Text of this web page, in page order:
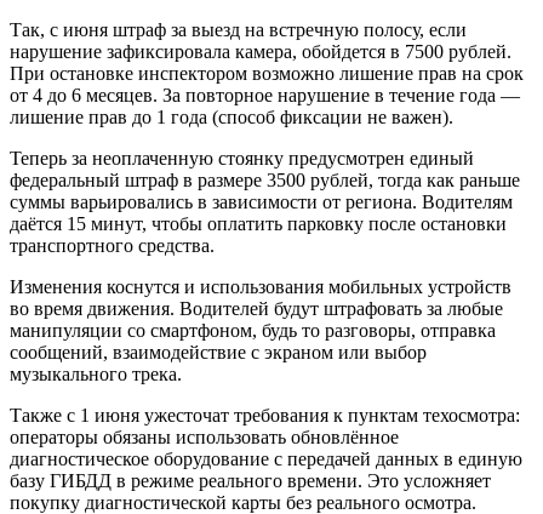
Так, с июня штраф за выезд на встречную полосу, если
нарушение зафиксировала камера, обойдется в 7500 рублей.
При остановке инспектором возможно лишение прав на срок
от 4 до 6 месяцев. За повторное нарушение в течение года —
лишение прав до 1 года (способ фиксации не важен).
Теперь за неоплаченную стоянку предусмотрен единый
федеральный штраф в размере 3500 рублей, тогда как раньше
суммы варьировались в зависимости от региона. Водителям
даётся 15 минут, чтобы оплатить парковку после остановки
транспортного средства.
Изменения коснутся и использования мобильных устройств
во время движения. Водителей будут штрафовать за любые
манипуляции со смартфоном, будь то разговоры, отправка
сообщений, взаимодействие с экраном или выбор
музыкального трека.
Также с 1 июня ужесточат требования к пунктам техосмотра:
операторы обязаны использовать обновлённое
диагностическое оборудование с передачей данных в единую
базу ГИБДД в режиме реального времени. Это усложняет
покупку диагностической карты без реального осмотра.